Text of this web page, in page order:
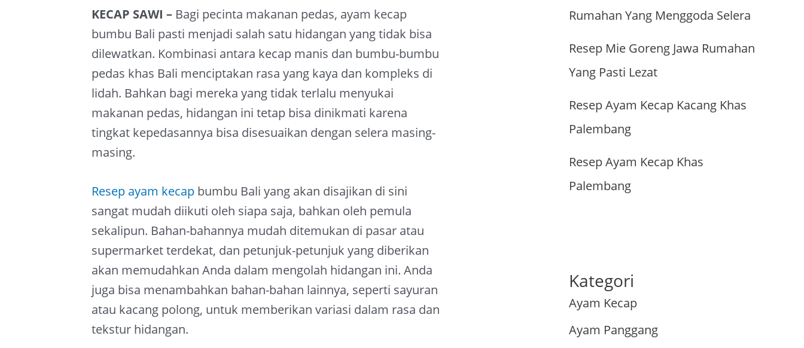
KECAP SAWI – Bagi pecinta makanan pedas, ayam kecap
bumbu Bali pasti menjadi salah satu hidangan yang tidak bisa
dilewatkan. Kombinasi antara kecap manis dan bumbu-bumbu
pedas khas Bali menciptakan rasa yang kaya dan kompleks di
lidah. Bahkan bagi mereka yang tidak terlalu menyukai
makanan pedas, hidangan ini tetap bisa dinikmati karena
tingkat kepedasannya bisa disesuaikan dengan selera masing-
masing.
Resep ayam kecap bumbu Bali yang akan disajikan di sini
sangat mudah diikuti oleh siapa saja, bahkan oleh pemula
sekalipun. Bahan-bahannya mudah ditemukan di pasar atau
supermarket terdekat, dan petunjuk-petunjuk yang diberikan
akan memudahkan Anda dalam mengolah hidangan ini. Anda
juga bisa menambahkan bahan-bahan lainnya, seperti sayuran
atau kacang polong, untuk memberikan variasi dalam rasa dan
tekstur hidangan.
Rumahan Yang Menggoda Selera
Resep Mie Goreng Jawa Rumahan
Yang Pasti Lezat
Resep Ayam Kecap Kacang Khas
Palembang
Resep Ayam Kecap Khas
Palembang
Kategori
Ayam Kecap
Ayam Panggang